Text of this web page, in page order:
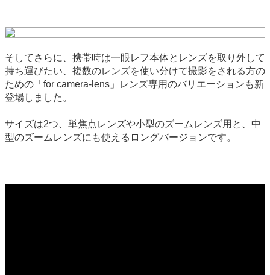
そしてさらに、携帯時は一眼レフ本体とレンズを取り外して
持ち運びたい、複数のレンズを使い分けて撮影をされる方の
ための「for camera-lens」レンズ専用のバリエーションも新
登場しました。
サイズは2つ、単焦点レンズや小型のズームレンズ用と、中
型のズームレンズにも使えるロングバージョンです。